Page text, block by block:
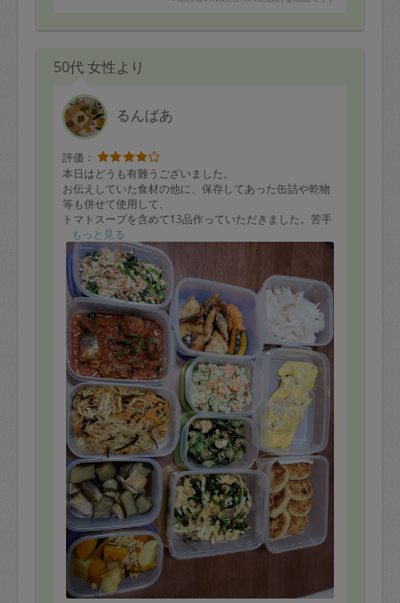
50代 女性より
るんばあ
評価：
本日はどうも有難うございました。
お伝えしていた食材の他に、保存してあった缶詰や乾物
等も併せて使用して、
トマトスープを含めて13品作っていただきました。苦手
な食材を覚えてくださって
いて、残りの食材をうまく組み合わせてメニューを考え
ていただけて助かりました。
揚げ物は普段あまり沢山は食べないのですが、1つ1つを
小さめに作っていただいた
ので、食べやすくなっていました。気になった点として
は、パン粉を開封した後に、
残りがそのまま封をせずに棚にしまってありました。ク
リップを見付けられなかった
ためだと思いますが、湿気ってしまうのでお声掛けいた
だきたかったです。
お味は希望通りでとてもおいしかったです。
もっと見る